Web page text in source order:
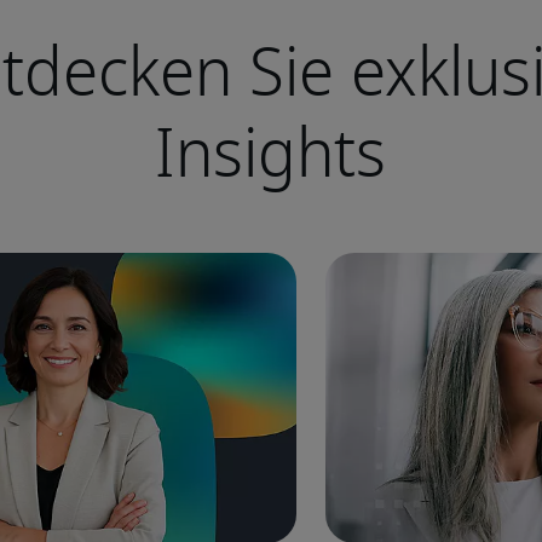
Sie
Insights